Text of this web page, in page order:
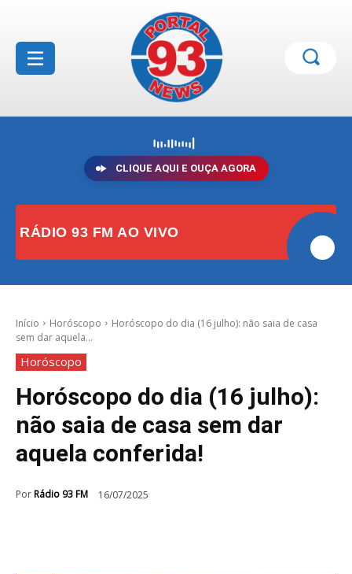
CLIQUE AQUI E OUÇA AGORA
RÁDIO 93 FM AO VIVO
Início Horóscopo
Horóscopo do dia (16 julho): não saia de casa
sem dar aquela...
Horóscopo
Horóscopo do dia (16 julho):
não saia de casa sem dar
aquela conferida!
PorRádio 93 FM 16/07/2025